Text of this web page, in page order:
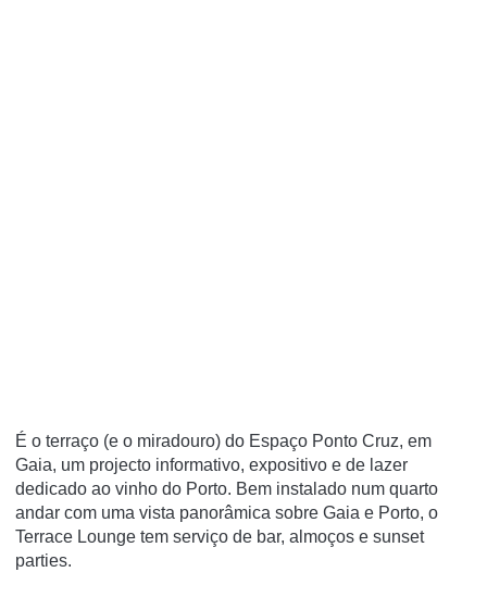
É o terraço (e o miradouro) do Espaço Ponto Cruz, em
Gaia, um projecto informativo, expositivo e de lazer
dedicado ao vinho do Porto. Bem instalado num quarto
andar com uma vista panorâmica sobre Gaia e Porto, o
Terrace Lounge tem serviço de bar, almoços e sunset
parties.